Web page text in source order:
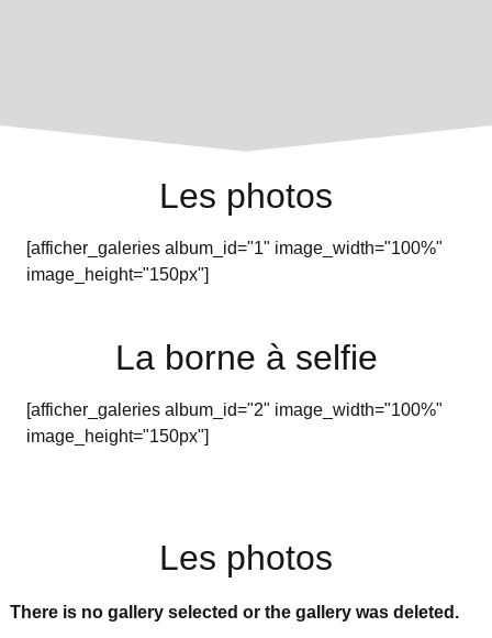
Les photos
[afficher_galeries album_id="1" image_width="100%"
image_height="150px"]
La borne à selfie
[afficher_galeries album_id="2" image_width="100%"
image_height="150px"]
Les photos
There is no gallery selected or the gallery was deleted.